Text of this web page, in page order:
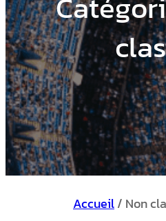
Accueil/ Non